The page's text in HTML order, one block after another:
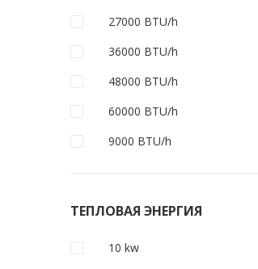
27000 BTU/h
36000 BTU/h
48000 BTU/h
60000 BTU/h
9000 BTU/h
ТЕПЛОВАЯ ЭНЕРГИЯ
10 kw